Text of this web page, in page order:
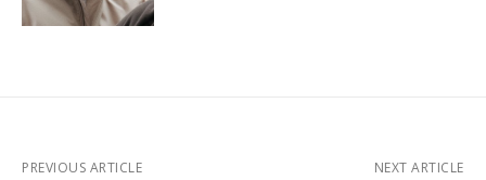
PREVIOUS ARTICLE NEXT ARTICLE